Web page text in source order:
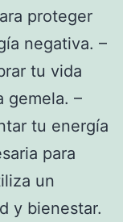
proteger
negativa. –
tu vida
gemela. –
tu energía
para
un
y bienestar.